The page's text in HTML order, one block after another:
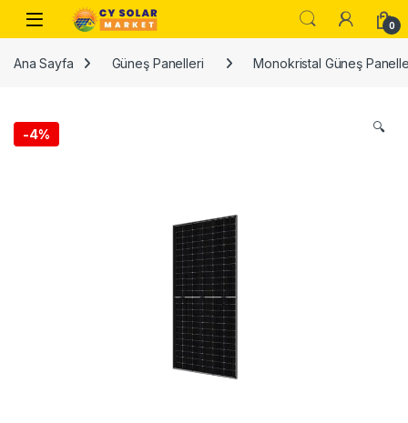
Skip to navigation
Skip to content
Open 0
Ana Sayfa Güneş Panelleri Monokristal Güneş
-4% 🔍